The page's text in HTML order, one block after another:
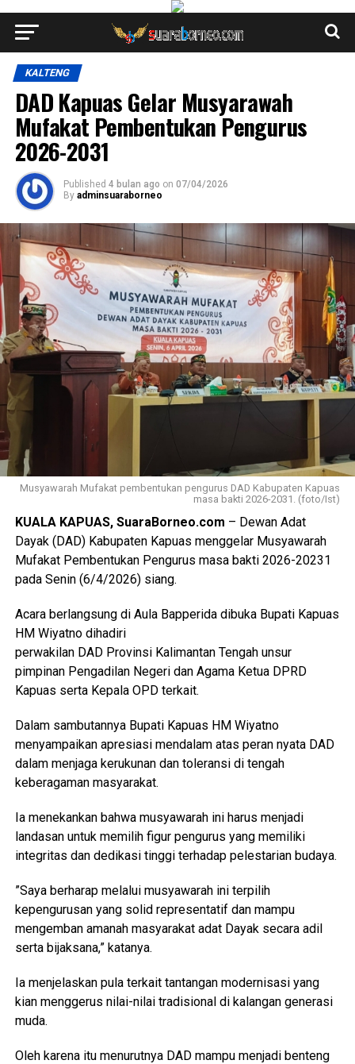
KALTENG
DAD Kapuas Gelar Musyarawah
Mufakat Pembentukan Pengurus
2026-2031
Published 4 bulan ago on 07/04/2026
By adminsuaraborneo
Musyawarah Mufakat pembentukan pengurus DAD Kabupaten Kapuas
masa bakti 2026-2031. (foto/Ist)
KUALA KAPUAS, SuaraBorneo.com – Dewan Adat
Dayak (DAD) Kabupaten Kapuas menggelar Musyawarah
Mufakat Pembentukan Pengurus masa bakti 2026-20231
pada Senin (6/4/2026) siang.
Acara berlangsung di Aula Bapperida dibuka Bupati Kapuas
HM Wiyatno dihadiri
perwakilan DAD Provinsi Kalimantan Tengah unsur
pimpinan Pengadilan Negeri dan Agama Ketua DPRD
Kapuas serta Kepala OPD terkait.
​Dalam sambutannya Bupati Kapuas HM Wiyatno
menyampaikan apresiasi mendalam atas peran nyata DAD
dalam menjaga kerukunan dan toleransi di tengah
keberagaman masyarakat.
Ia menekankan bahwa musyawarah ini harus menjadi
landasan untuk memilih figur pengurus yang memiliki
integritas dan dedikasi tinggi terhadap pelestarian budaya.
​”Saya berharap melalui musyawarah ini terpilih
kepengurusan yang solid representatif dan mampu
mengemban amanah masyarakat adat Dayak secara adil
serta bijaksana,” katanya.
Ia menjelaskan pula terkait tantangan modernisasi yang
kian menggerus nilai-nilai tradisional di kalangan generasi
muda.
Oleh karena itu menurutnya DAD mampu menjadi benteng